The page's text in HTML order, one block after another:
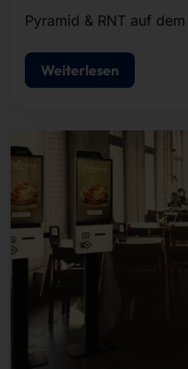
Pyramid & RNT auf
Weiterlesen